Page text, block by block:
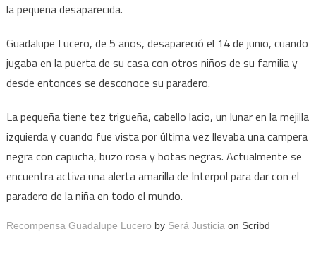
la pequeña desaparecida.
Guadalupe Lucero, de 5 años, desapareció el 14 de junio, cuando
jugaba en la puerta de su casa con otros niños de su familia y
desde entonces se desconoce su paradero.
La pequeña tiene tez trigueña, cabello lacio, un lunar en la mejilla
izquierda y cuando fue vista por última vez llevaba una campera
negra con capucha, buzo rosa y botas negras. Actualmente se
encuentra activa una alerta amarilla de Interpol para dar con el
paradero de la niña en todo el mundo.
Recompensa Guadalupe Lucero by Será Justicia on Scribd